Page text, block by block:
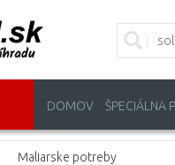
DOMOV ŠPECIÁLNA
Maliarske potreby